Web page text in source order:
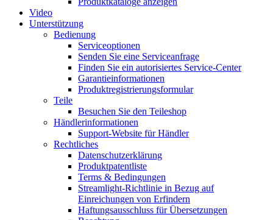
Video
Unterstützung
Bedienung
Serviceoptionen
Senden Sie eine Serviceanfrage
Finden Sie ein autorisiertes Service-Center
Garantieinformationen
Produktregistrierungsformular
Teile
Besuchen Sie den Teileshop
Händlerinformationen
Support-Website für Händler
Rechtliches
Datenschutzerklärung
Produktpatentliste
Terms & Bedingungen
Streamlight-Richtlinie in Bezug auf
Einreichungen von Erfindern
Haftungsausschluss für Übersetzungen